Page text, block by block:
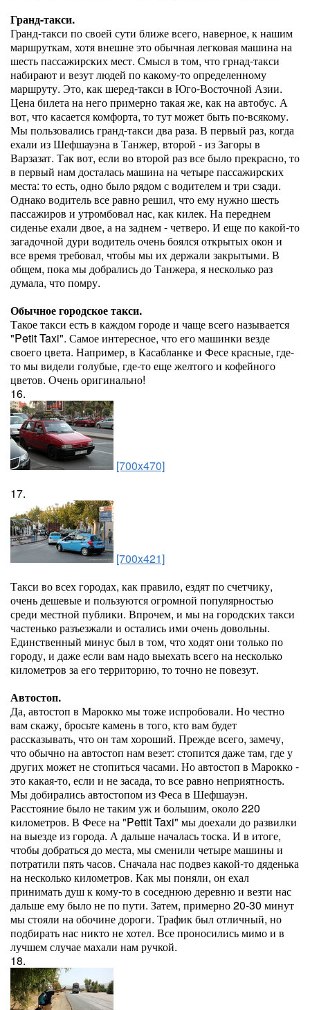
Гранд-такси.
Гранд-такси по своей сути ближе всего, наверное, к нашим
маршруткам, хотя внешне это обычная легковая машина на
шесть пассажирских мест. Смысл в том, что грнад-такси
набирают и везут людей по какому-то определенному
маршруту. Это, как шеред-такси в Юго-Восточной Азии.
Цена билета на него примерно такая же, как на автобус. А
вот, что касается комфорта, то тут может быть по-всякому.
Мы пользовались гранд-такси два раза. В первый раз, когда
ехали из Шефшауэна в Танжер, второй - из Загоры в
Варзазат. Так вот, если во второй раз все было прекрасно, то
в первый нам досталась машина на четыре пассажирских
места: то есть, одно было рядом с водителем и три сзади.
Однако водитель все равно решил, что ему нужно шесть
пассажиров и утромбовал нас, как килек. На переднем
сиденье ехали двое, а на заднем - четверо. И еще по какой-то
загадочной дури водитель очень боялся открытых окон и
все время требовал, чтобы мы их держали закрытыми. В
общем, пока мы добрались до Танжера, я несколько раз
думала, что помру.
Обычное городское такси.
Такое такси есть в каждом городе и чаще всего называется
"Petit Taxi". Самое интересное, что его машинки везде
своего цвета. Например, в Касабланке и Фесе красные, где-
то мы видели голубые, где-то еще желтого и кофейного
цветов. Очень оригинально!
16.
[700x470]
17.
[700x421]
Такси во всех городах, как правило, ездят по счетчику,
очень дешевые и пользуются огромной популярностью
среди местной публики. Впрочем, и мы на городских такси
частенько разъезжали и остались ими очень довольны.
Единственный минус был в том, что ходят они только по
городу, и даже если вам надо выехать всего на несколько
километров за его территорию, то точно не повезут.
Автостоп.
Да, автостоп в Марокко мы тоже испробовали. Но честно
вам скажу, бросьте камень в того, кто вам будет
рассказывать, что он там хороший. Прежде всего, замечу,
что обычно на автостоп нам везет: стопится даже там, где у
других может не стопиться часами. Но автостоп в Марокко -
это какая-то, если и не засада, то все равно неприятность.
Мы добирались автостопом из Феса в Шефшауэн.
Расстояние было не таким уж и большим, около 220
километров. В Фесе на "Pettit Taxi" мы доехали до развилки
на выезде из города. А дальше началась тоска. И в итоге,
чтобы добраться до места, мы сменили четыре машины и
потратили пять часов. Сначала нас подвез какой-то дяденька
на несколько километров. Как мы поняли, он ехал
принимать душ к кому-то в соседнюю деревню и везти нас
дальше ему было не по пути. Затем, примерно 20-30 минут
мы стояли на обочине дороги. Трафик был отличный, но
подбирать нас никто не хотел. Все проносились мимо и в
лучшем случае махали нам ручкой.
18.